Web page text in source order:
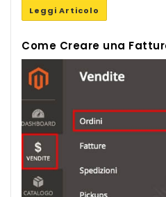
Leggi Articolo
Come Creare una